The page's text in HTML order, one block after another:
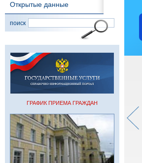
Открытые данные
поиск
ГРАФИК ПРИЕМА ГРАЖДАН